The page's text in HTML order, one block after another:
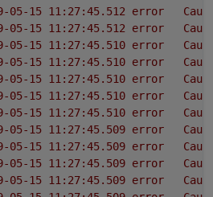
error
error
error
error
error
error
error
error
error
error
error